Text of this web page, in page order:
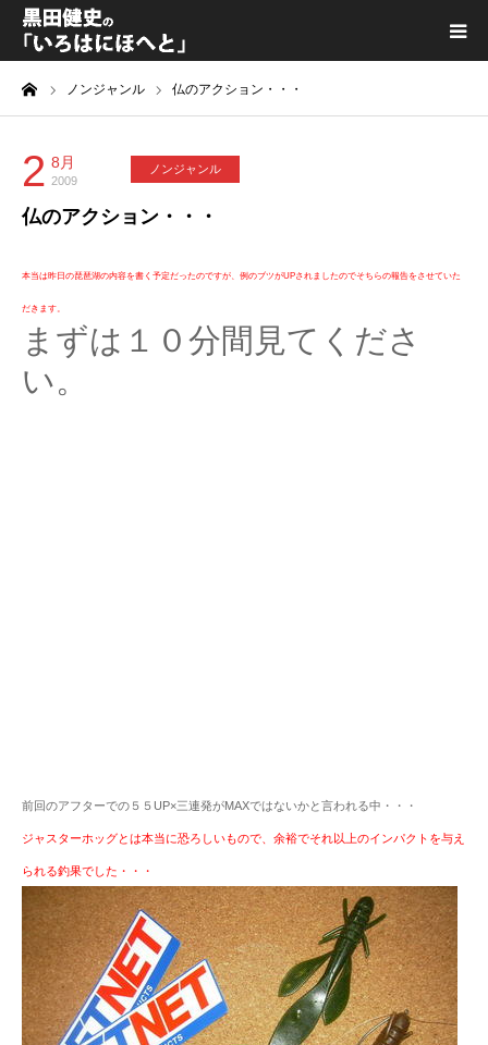
ノンジャンル 仏のアクション・・・
2 8月
2009
ノンジャンル
仏のアクション・・・
本当は昨日の琵琶湖の内容を書く予定だったのですが、例のブツがUPされましたのでそちらの報告をさせていた
だきます。
まずは１０分間見てくださ
い。
前回のアフターでの５５UP×三連発がMAXではないかと言われる中・・・
ジャスターホッグとは本当に恐ろしいもので、余裕でそれ以上のインパクトを与え
られる釣果でした・・・
黒田健史プロフィール
カテゴリ一覧
喫茶KURODA
YouTube｜Kuro channel
メディア出演